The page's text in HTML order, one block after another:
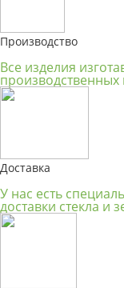
Производство
Все изделия
Доставка
У нас есть
доставки стекла и